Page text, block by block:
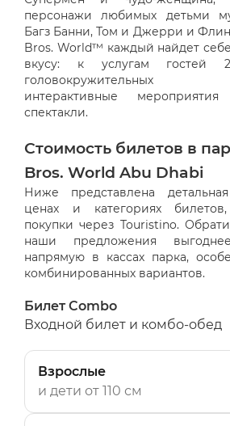
персонажи любимых детьми
Багз Банни, Том и Джерри и
Bros. World™ каждый найдет
вкусу: к услугам гостей
головокружительных
интерактивные
спектакли.
Стоимость билетов в
Bros. World Abu Dhabi
Ниже представлена
ценах и категориях
покупки через Touristino.
наши предложения
напрямую в кассах парка,
комбинированных вариантов.
Билет Combo
Входной билет и комбо-обед
Взрослые
и дети от 110 см